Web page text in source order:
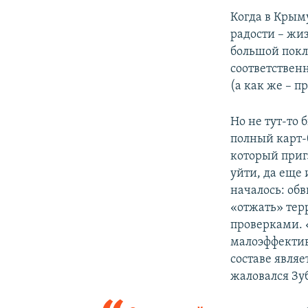
Когда в
радости –
большой
(а как же –
Но не тут-то
полный карт-
который
уйти, да еще
началось:
«отжать»
проверками.
составе
жаловался